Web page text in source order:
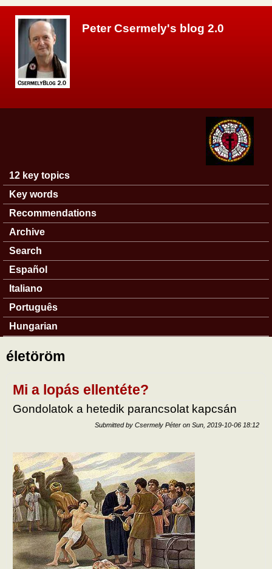
Peter Csermely's blog 2.0
Main menu
12 key topics
Key words
Recommendations
Archive
Search
Español
Italiano
Português
Hungarian
életöröm
Mi a lopás ellentéte?
Gondolatok a hetedik parancsolat kapcsán
Submitted by Csermely Péter on Sun, 2019-10-06 18:12